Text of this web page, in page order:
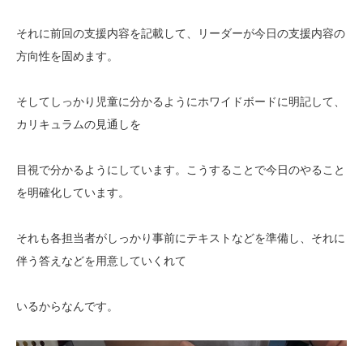
それに前回の支援内容を記載して、リーダーが今日の支援内容の
方向性を固めます。
そしてしっかり児童に分かるようにホワイドボードに明記して、
カリキュラムの見通しを
目視で分かるようにしています。こうすることで今日のやること
を明確化しています。
それも各担当者がしっかり事前にテキストなどを準備し、それに
伴う答えなどを用意していくれて
いるからなんです。